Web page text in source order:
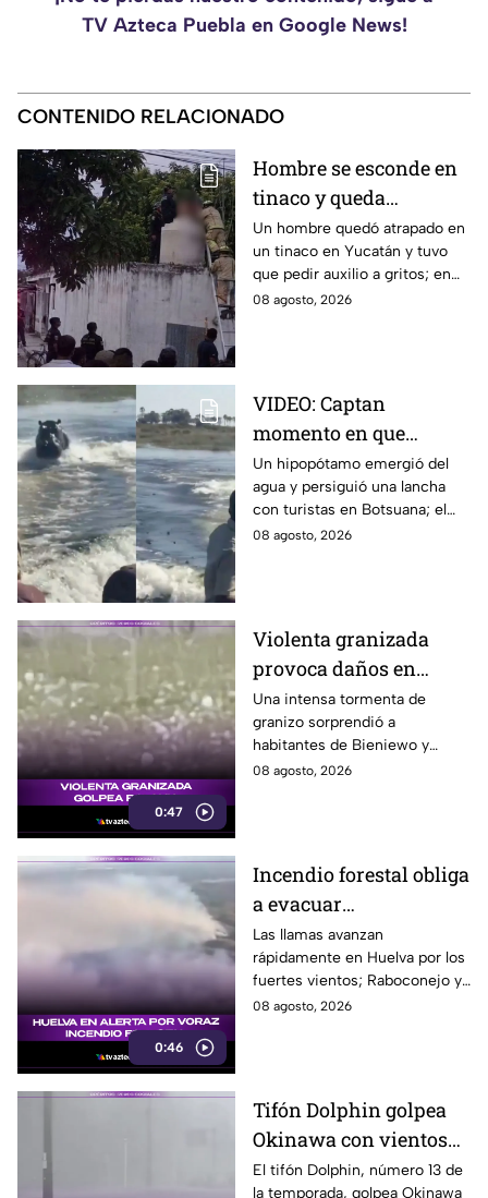
TV Azteca Puebla en Google News!
CONTENIDO RELACIONADO
Hombre se esconde en
tinaco y queda
atrapado por más de
dos horas en Yucatán;
así lo encontraron
Un hombre quedó atrapado en
un tinaco en Yucatán y tuvo
que pedir auxilio a gritos; en
redes aseguran que intentaba
08 agosto, 2026
VIDEO: Captan
momento en que
hipopótamo sale del
agua para perseguir a
turistas en lancha
Un hipopótamo emergió del
agua y persiguió una lancha
con turistas en Botsuana; el
guía aceleró a tiempo para
08 agosto, 2026
0:47
Violenta granizada
provoca daños en
vehículos en Polonia
Una intensa tormenta de
granizo sorprendió a
habitantes de Bieniewo y
provocó daños en los cristales
08 agosto, 2026
0:46
Incendio forestal obliga
a evacuar
comunidades en
Huelva
Las llamas avanzan
rápidamente en Huelva por los
fuertes vientos; Raboconejo y
Caballón fueron evacuadas
08 agosto, 2026
Tifón Dolphin golpea
Okinawa con vientos
de hasta 157 km/h
El tifón Dolphin, número 13 de
la temporada, golpea Okinawa